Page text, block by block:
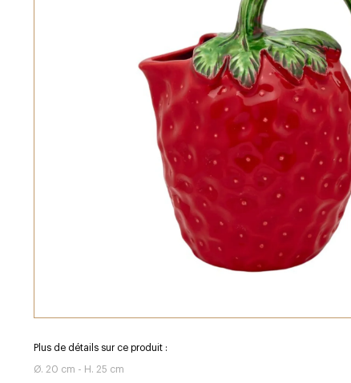
Plus de détails sur ce produit :
Ø. 20 cm - H. 25 cm